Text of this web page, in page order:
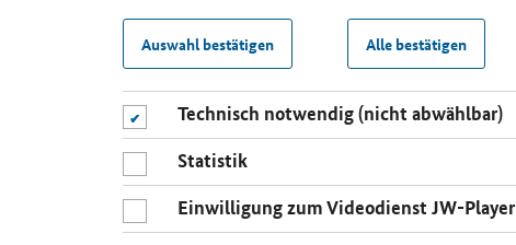
Auswahl bestätigen Alle bestätigen
Technisch notwendig (nicht abwählbar)
Statistik
Einwilligung zum Videodienst JW-Player